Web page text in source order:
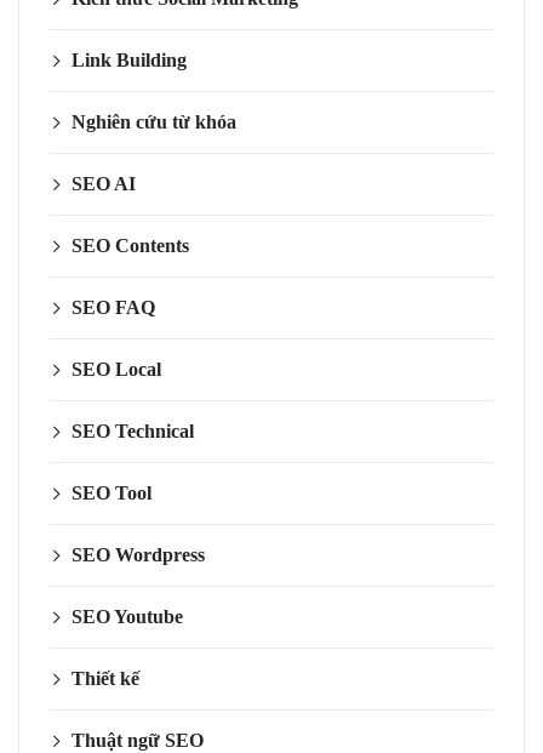
Link Building
Nghiên cứu từ khóa
SEO AI
SEO Contents
SEO FAQ
SEO Local
SEO Technical
SEO Tool
SEO Wordpress
SEO Youtube
Thiết kế
Thuật ngữ SEO